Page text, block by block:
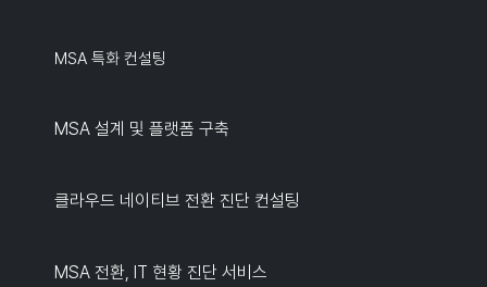
MSA 특화 컨설팅
MSA 설계 및 플랫폼 구축
클라우드 네이티브 전환 진단 컨설팅
MSA 전환, IT 현황 진단 서비스